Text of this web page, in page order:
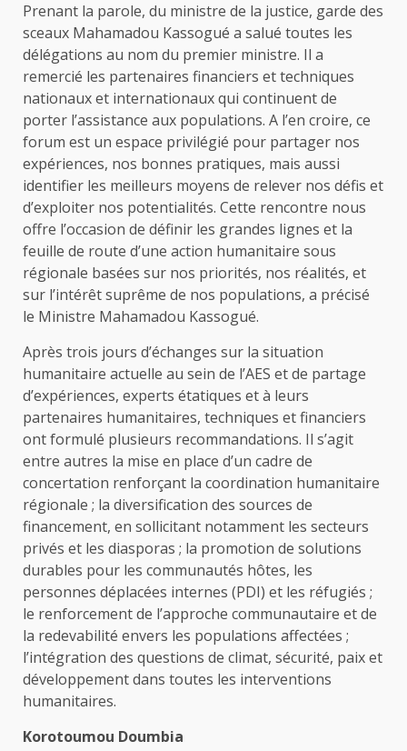
Prenant la parole, du ministre de la justice, garde des
sceaux Mahamadou Kassogué a salué toutes les
délégations au nom du premier ministre. Il a
remercié les partenaires financiers et techniques
nationaux et internationaux qui continuent de
porter l’assistance aux populations. A l’en croire, ce
forum est un espace privilégié pour partager nos
expériences, nos bonnes pratiques, mais aussi
identifier les meilleurs moyens de relever nos défis et
d’exploiter nos potentialités. Cette rencontre nous
offre l’occasion de définir les grandes lignes et la
feuille de route d’une action humanitaire sous
régionale basées sur nos priorités, nos réalités, et
sur l’intérêt suprême de nos populations, a précisé
le Ministre Mahamadou Kassogué.
Après trois jours d’échanges sur la situation
humanitaire actuelle au sein de l’AES et de partage
d’expériences, experts étatiques et à leurs
partenaires humanitaires, techniques et financiers
ont formulé plusieurs recommandations. Il s’agit
entre autres la mise en place d’un cadre de
concertation renforçant la coordination humanitaire
régionale ; la diversification des sources de
financement, en sollicitant notamment les secteurs
privés et les diasporas ; la promotion de solutions
durables pour les communautés hôtes, les
personnes déplacées internes (PDI) et les réfugiés ;
le renforcement de l’approche communautaire et de
la redevabilité envers les populations affectées ;
l’intégration des questions de climat, sécurité, paix et
développement dans toutes les interventions
humanitaires.
Korotoumou Doumbia